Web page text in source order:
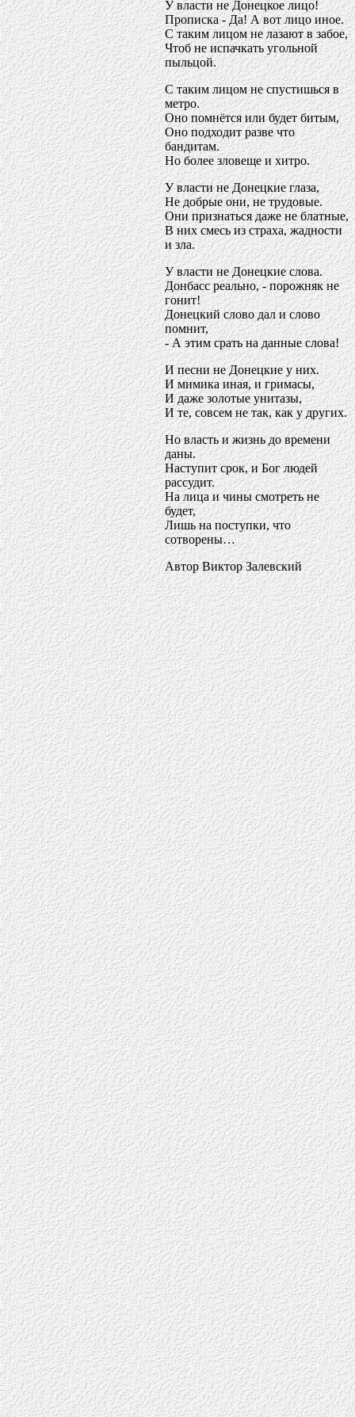
У власти не Донецкое лицо!
Прописка - Да! А вот лицо иное.
С таким лицом не лазают в забое,
Чтоб не испачкать угольной
пыльцой.
С таким лицом не спустишься в
метро.
Оно помнётся или будет битым,
Оно подходит разве что
бандитам.
Но более зловеще и хитро.
У власти не Донецкие глаза,
Не добрые они, не трудовые.
Они признаться даже не блатные,
В них смесь из страха, жадности
и зла.
У власти не Донецкие слова.
Донбасс реально, - порожняк не
гонит!
Донецкий слово дал и слово
помнит,
- А этим срать на данные слова!
И песни не Донецкие у них.
И мимика иная, и гримасы,
И даже золотые унитазы,
И те, совсем не так, как у других.
Но власть и жизнь до времени
даны.
Наступит срок, и Бог людей
рассудит.
На лица и чины смотреть не
будет,
Лишь на поступки, что
сотворены…
Автор Виктор Залевский